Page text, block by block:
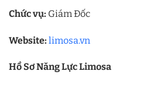
Chức vụ: Giám Đốc
Website: limosa.vn
Hồ Sơ Năng Lực Limosa